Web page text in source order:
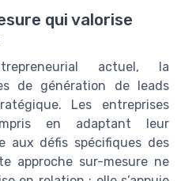
qui valorise
actuel, la
de génération de leads
Les entreprises
en adaptant leur
aux défis spécifiques des
approche sur-mesure ne